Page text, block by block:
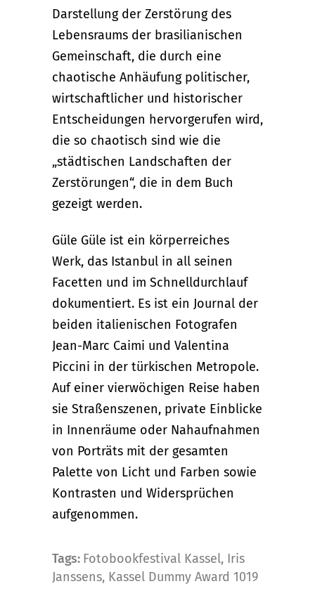
Darstellung der Zerstörung des
Lebensraums der brasilianischen
Gemeinschaft, die durch eine
chaotische Anhäufung politischer,
wirtschaftlicher und historischer
Entscheidungen hervorgerufen wird,
die so chaotisch sind wie die
„städtischen Landschaften der
Zerstörungen“, die in dem Buch
gezeigt werden.
Güle Güle ist ein körperreiches
Werk, das Istanbul in all seinen
Facetten und im Schnelldurchlauf
dokumentiert. Es ist ein Journal der
beiden italienischen Fotografen
Jean-Marc Caimi und Valentina
Piccini in der türkischen Metropole.
Auf einer vierwöchigen Reise haben
sie Straßenszenen, private Einblicke
in Innenräume oder Nahaufnahmen
von Porträts mit der gesamten
Palette von Licht und Farben sowie
Kontrasten und Widersprüchen
aufgenommen.
Tags: Fotobookfestival Kassel, Iris
Janssens, Kassel Dummy Award 1019